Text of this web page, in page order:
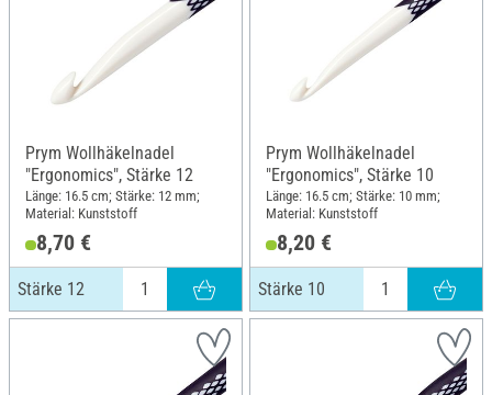
Prym Wollhäkelnadel
"Ergonomics", Stärke 12
Länge: 16.5 cm; Stärke: 12 mm;
Material: Kunststoff
8,70 €
Stärke 12
Prym Wollhäkelnadel
"Ergonomics", Stärke 10
Länge: 16.5 cm; Stärke: 10 mm;
Material: Kunststoff
8,20 €
Stärke 10